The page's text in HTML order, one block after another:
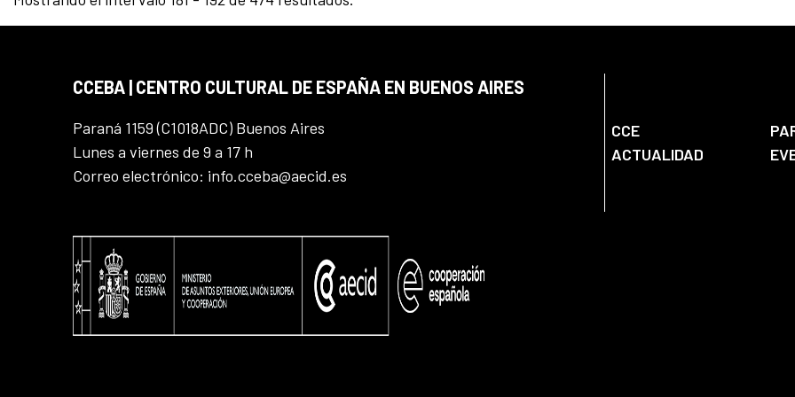
CCEBA | CENTRO CULTURAL DE ESPAÑA EN BUENOS AIRES
Paraná 1159 (C1018ADC) Buenos Aires
Lunes a viernes de 9 a 17 h
Correo electrónico: info.cceba@aecid.es
CCE
ACTUALIDAD